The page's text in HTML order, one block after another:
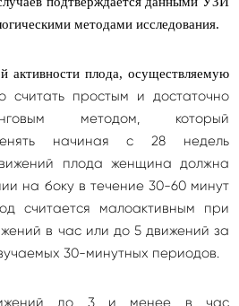
методами исследования.
активности плода, осуществляемую
считать простым и достаточно
методом, который
начиная с 28 недель
плода женщина должна
на боку в течение 30-60 минут
считается малоактивным при
в час или до 5 движений за
30-минутных периодов.
до 3 и менее в час